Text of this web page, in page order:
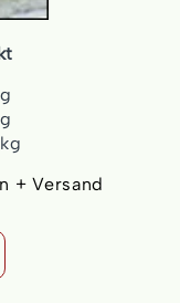
+ Versand